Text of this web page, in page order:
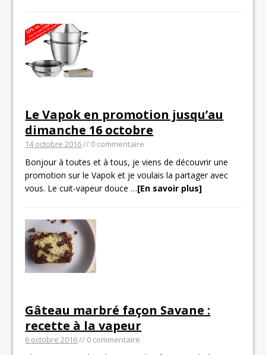
Le Vapok en promotion jusqu’au
dimanche 16 octobre
14 octobre 2016// 0 commentaire
Bonjour à toutes et à tous, je viens de découvrir une
promotion sur le Vapok et je voulais la partager avec
vous. Le cuit-vapeur douce…[En savoir plus]
Gâteau marbré façon Savane :
recette à la vapeur
6 octobre 2016// 0 commentaire